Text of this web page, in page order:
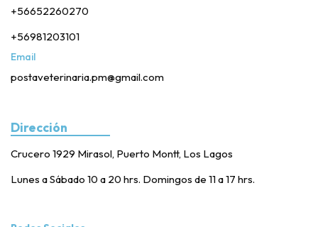
+56652260270
+56981203101
Email
postaveterinaria.pm@gmail.com
Dirección
Crucero 1929 Mirasol, Puerto Montt, Los Lagos
Lunes a Sábado 10 a 20 hrs. Domingos de 11 a 17 hrs.